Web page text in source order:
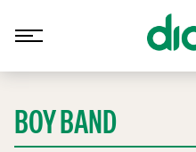
BOY BAND